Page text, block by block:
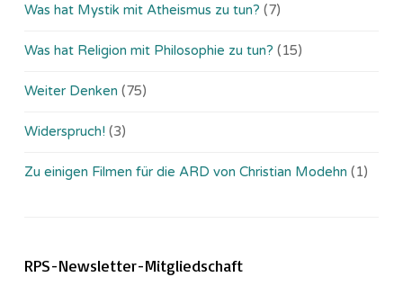
Was hat Mystik mit Atheismus zu tun? (7)
Was hat Religion mit Philosophie zu tun? (15)
Weiter Denken (75)
Widerspruch! (3)
Zu einigen Filmen für die ARD von Christian Modehn (1)
RPS-Newsletter-Mitgliedschaft